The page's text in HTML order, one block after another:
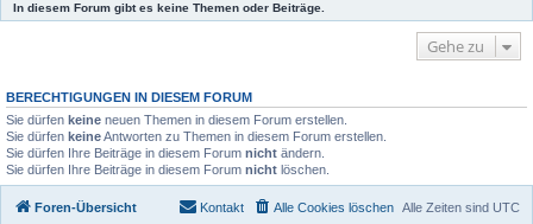
In diesem Forum gibt es keine Themen oder Beiträge.
Gehe zu
BERECHTIGUNGEN IN DIESEM FORUM
Sie dürfen keine neuen Themen in diesem Forum erstellen.
Sie dürfen keineAntworten zu Themen in diesem Forum erstellen.
Sie dürfen Ihre Beiträge in diesem Forum nicht ändern.
Sie dürfen Ihre Beiträge in diesem Forum nicht löschen.
Foren-Übersicht Alle Zeiten sind UTC
Alle Cookies löschen
Kontakt